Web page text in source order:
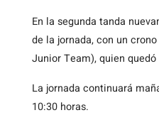
En la segunda tanda
de la jornada, con un
Junior Team), quien
La jornada continuará
10:30 horas.